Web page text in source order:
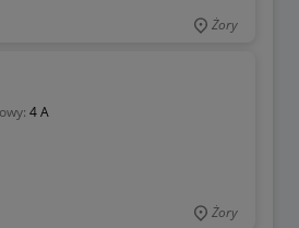
Żory
4 A
Żory